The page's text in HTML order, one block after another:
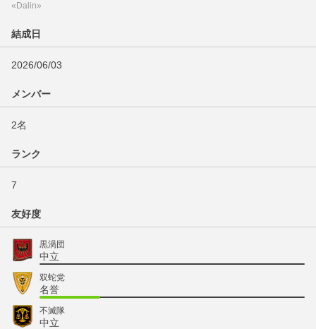
«Dalin»
結成日
2026/06/03
メンバー
2名
ランク
7
友好度
黒渦団
中立
双蛇党
名誉
不滅隊
中立